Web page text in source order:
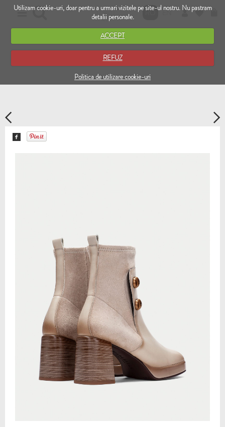
Utilizam cookie-uri, doar pentru a urmari vizitele pe site-ul nostru. Nu pastram
detalii personale.
ACCEPT
REFUZ
Politica de utilizare cookie-uri
RO EN